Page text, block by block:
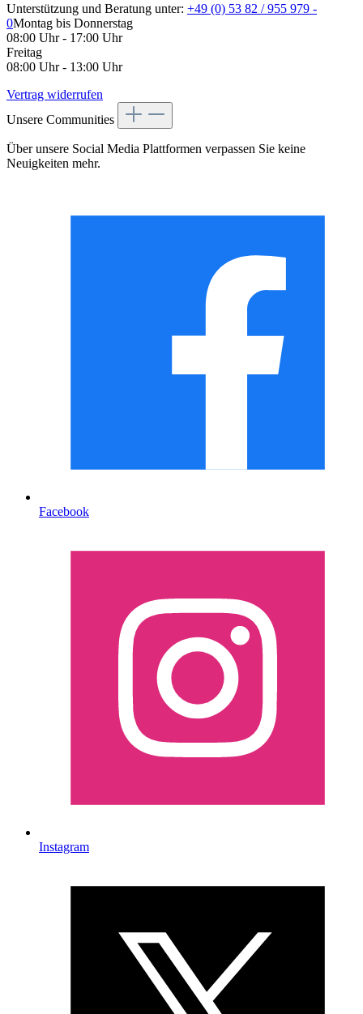
Unterstützung und Beratung unter: +49 (0) 53 82 / 955 979 -
0Montag bis Donnerstag
08:00 Uhr - 17:00 Uhr
Freitag
08:00 Uhr - 13:00 Uhr
Vertrag widerrufen
Unsere Communities
Über unsere Social Media Plattformen verpassen Sie keine
Neuigkeiten mehr.
Facebook
Instagram